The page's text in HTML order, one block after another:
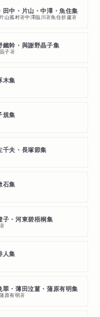
中・片山・中澤・魚住集
片山孤村著中澤臨川著魚住折盧著
幹・與謝野晶子集
子著
集
集
夫・長塚節集
集
・河東碧梧桐集
著
集
・薄田泣菫・蒲原有明集
原有明著